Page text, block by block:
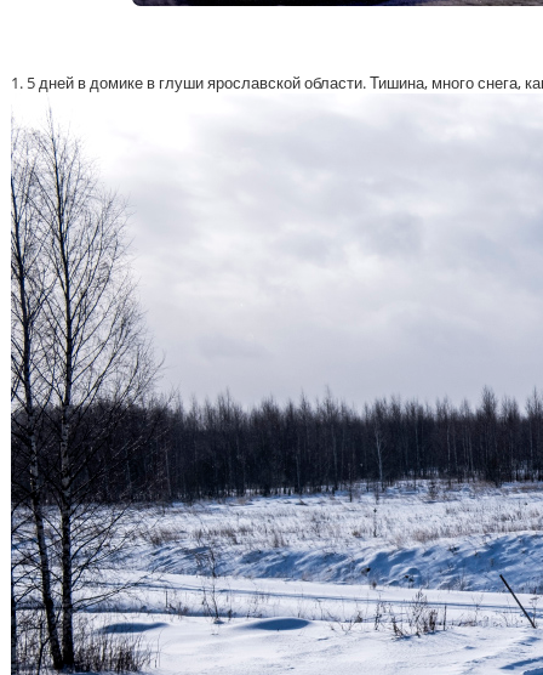
1. 5 дней в домике в глуши ярославской области. Тишина, много снега,